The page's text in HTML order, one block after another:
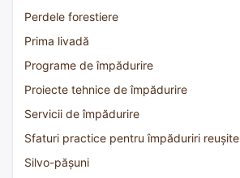
Perdele forestiere
Prima livadă
Programe de împădurire
Proiecte tehnice de împădurire
Servicii de împădurire
Sfaturi practice pentru împăduriri reușite
Silvo-pășuni